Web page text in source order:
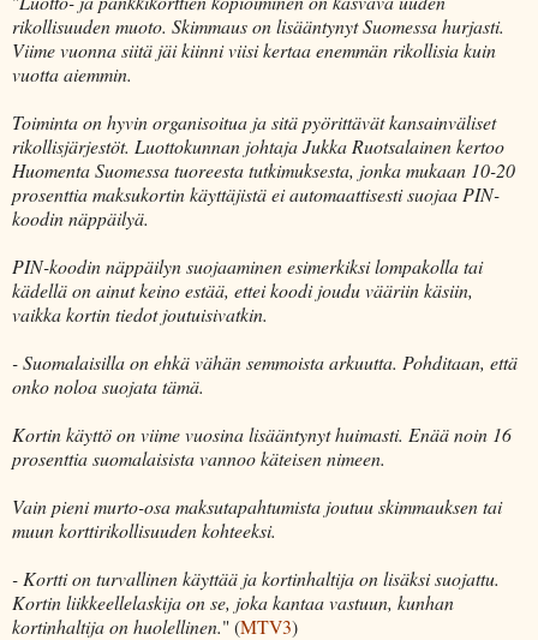
rikollisuuden muoto. Skimmaus on lisääntynyt Suomessa hurjasti.
Viime vuonna siitä jäi kiinni viisi kertaa enemmän rikollisia kuin
vuotta aiemmin.
Toiminta on hyvin organisoitua ja sitä pyörittävät kansainväliset
rikollisjärjestöt. Luottokunnan johtaja Jukka Ruotsalainen kertoo
Huomenta Suomessa tuoreesta tutkimuksesta, jonka mukaan 10-20
prosenttia maksukortin käyttäjistä ei automaattisesti suojaa PIN-
koodin näppäilyä.
PIN-koodin näppäilyn suojaaminen esimerkiksi lompakolla tai
kädellä on ainut keino estää, ettei koodi joudu vääriin käsiin,
vaikka kortin tiedot joutuisivatkin.
- Suomalaisilla on ehkä vähän semmoista arkuutta. Pohditaan, että
onko noloa suojata tämä.
Kortin käyttö on viime vuosina lisääntynyt huimasti. Enää noin 16
prosenttia suomalaisista vannoo käteisen nimeen.
Vain pieni murto-osa maksutapahtumista joutuu skimmauksen tai
muun korttirikollisuuden kohteeksi.
- Kortti on turvallinen käyttää ja kortinhaltija on lisäksi suojattu.
Kortin liikkeellelaskija on se, joka kantaa vastuun, kunhan
kortinhaltija on huolellinen." (MTV3)